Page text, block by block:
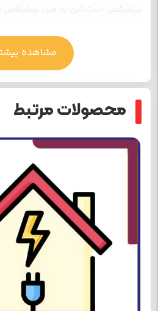
مشاهده
محصولات مرتبط